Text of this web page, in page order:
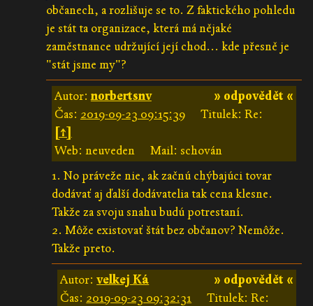
občanech, a rozlišuje se to. Z faktického pohledu
je stát ta organizace, která má nějaké
zaměstnance udržující její chod... kde přesně je
"stát jsme my"?
» odpovědět «
Autor:norbertsnv
Čas: 2019-09-23 09:15:39
Titulek: Re:
[↑]
Web: neuveden
Mail: schován
1. No práveže nie, ak začnú chýbajúci tovar
dodávať aj ďalší dodávatelia tak cena klesne.
Takže za svoju snahu budú potrestaní.
2. Môže existovať štát bez občanov? Nemôže.
Takže preto.
» odpovědět «
Autor:velkej Ká
Čas: 2019-09-23 09:32:31
Titulek: Re: